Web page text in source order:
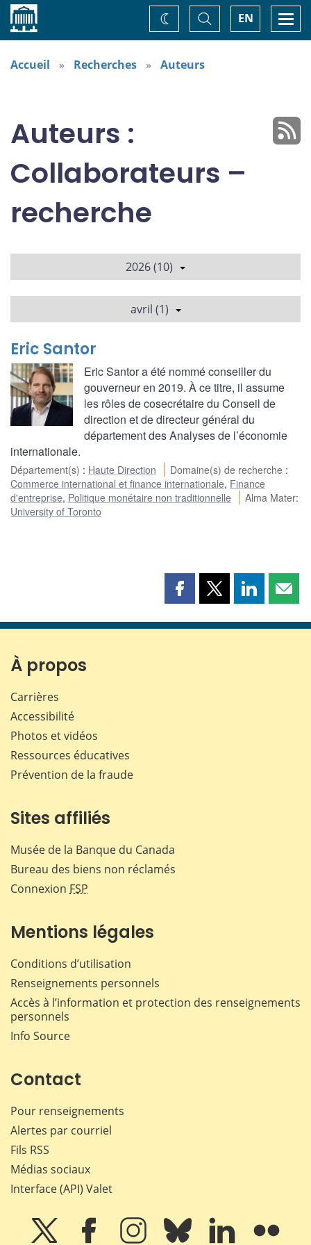
Accueil EN
Basculer
la
recherche
Changez
de
thème
Accueil Recherches Auteurs
Auteurs :
Collaborateurs –
recherche
2026 (10)
avril (1)
Eric Santor
Eric Santor a été nommé conseiller du
gouverneur en 2019. À ce titre, il assume
les rôles de cosecrétaire du Conseil de
direction et de directeur général du
département des Analyses de l’économie
internationale.
Département(s) : Haute Direction Domaine(s) de recherche :
Commerce international et finance internationale, Finance
d'entreprise, Politique monétaire non traditionnelle Alma Mater:
University of Toronto
Partager
page
Partager
page
Partager
page page
À propos
Carrières
Accessibilité
Photos et vidéos
Ressources éducatives
Prévention de la fraude
Sites affiliés
Musée de la Banque du Canada
Bureau des biens non réclamés
Connexion FSP
Mentions légales
Conditions d’utilisation
Renseignements personnels
Accès à l’information et protection des renseignements
personnels
Info Source
Contact
Pour renseignements
Alertes par courriel
Fils RSS
Médias sociaux
Interface (API) Valet